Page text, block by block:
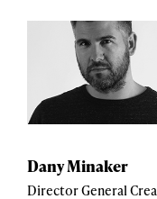
Dany Minaker
Director General